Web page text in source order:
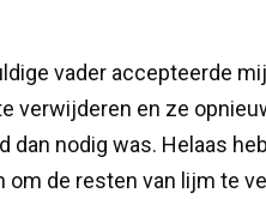
vader accepteerde
verwijderen en ze
dan nodig was. Helaas
om de resten van lijm te